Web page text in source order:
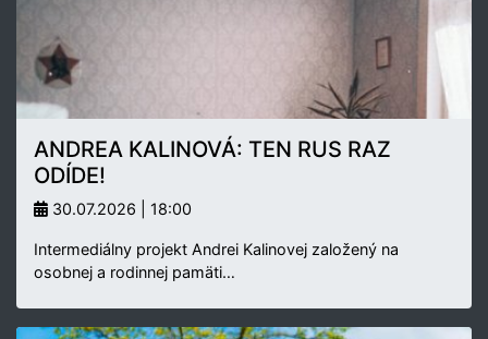
ANDREA KALINOVÁ: TEN RUS RAZ
ODÍDE!
30.07.2026 | 18:00
Intermediálny projekt Andrei Kalinovej založený na
osobnej a rodinnej pamäti…